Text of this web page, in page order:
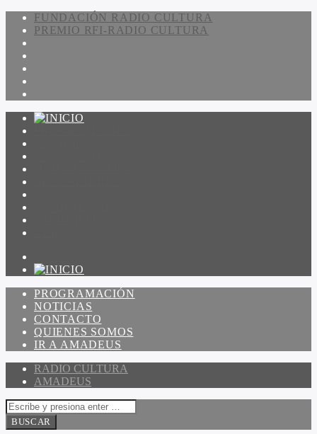
FUNDACIÓN RADIO CULTURA
PREMIO RFI-RADIO CULTURA
PROGRAMACIÓN
NOTICIAS
CONTACTO
QUIENES SOMOS
IR A AMADEUS
RADIO CULTURA
AMADEUS